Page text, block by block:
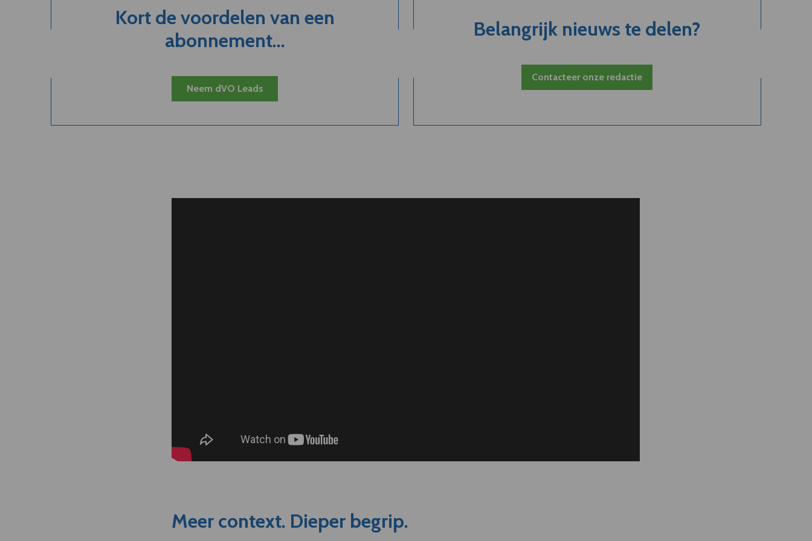
Kort de voordelen van een
abonnement...
Neem dVO Leads
Belangrijk nieuws te delen?
Contacteer onze redactie
Meer context. Dieper begrip.